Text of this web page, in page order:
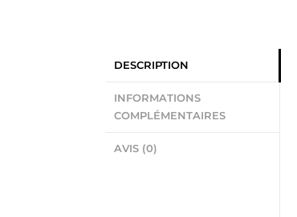
DESCRIPTION
INFORMATIONS
COMPLÉMENTAIRES
AVIS (0)